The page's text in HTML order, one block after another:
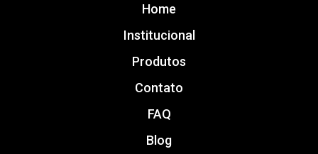
Home
Institucional
Produtos
Contato
FAQ
Blog